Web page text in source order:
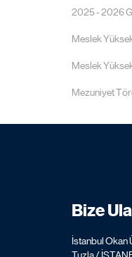
2025 - 2026
Meslek
Meslek
Mezuniyet
Bize
İstanbul Okan